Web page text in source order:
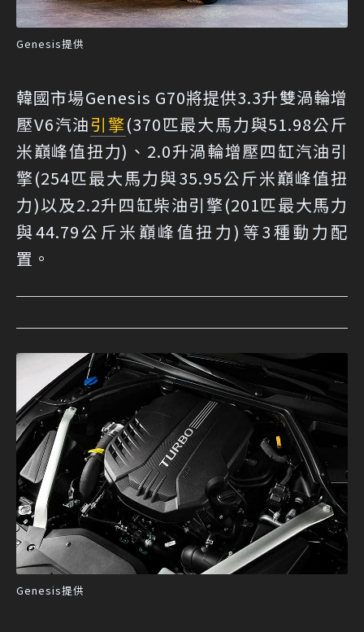
Genesis提供
韓國市場Genesis G70將提供3.3升雙渦輪增
壓V6汽油引擎(370匹最大馬力與51.98公斤
米巔峰值扭力)、2.0升渦輪增壓四缸汽油引
擎(254匹最大馬力與35.95公斤米巔峰值扭
力)以及2.2升四缸柴油引擎(201匹最大馬力
與44.79公斤米巔峰值扭力)等3種動力配
置。
Genesis提供